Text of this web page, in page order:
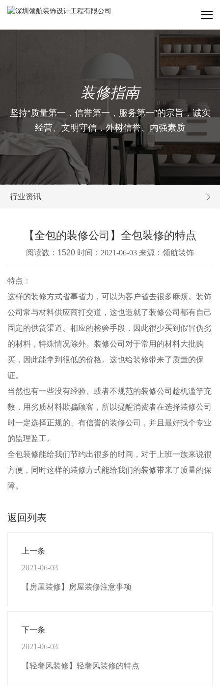
装修指南
坚持“质量第一，信誉第一，服务第一”的宗旨，诚实
经营、文明守信，外树信誉、内强素质
行业资讯
【全包的装修公司】全包装修的特点
阅读数：1520 时间： 2021-06-03 来源：领航装饰
特点：
这样的装修方式省事省力，可以为客户省去很多麻烦。装饰
公司常与材料供应商打交道，这也造就了装修公司都有自己
固定的供货渠道、相应的检验手段，因此很少买到假冒伪劣
的材料，特殊情况除外。装修公司对于常用的材料大批购
买，因此能拿到很低的价格。这也给装修带来了质量的保
证。
当然也有一些没有经验、或者不规范的装修公司趁机滥竽充
数，用劣质材料欺骗顾客，所以提醒消费者在选择装修公司
时一定选择正规的、有信誉的装修公司，并且最好找个专业
的监理监工。
全包装修能给我们节约出很多的时间，对于上班一族来说很
方便，同时这样的装修方式能给我们的装修带来了质量的保
障。
返回列表
上一条
2021-06-03
【房屋装修】房屋装修注意事项
下一条
2021-06-03
【轻奢风装修】轻奢风装修的特点